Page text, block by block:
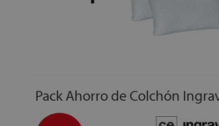
Pack Ahorro de Colchón